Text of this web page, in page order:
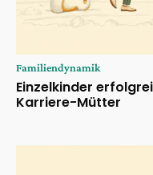
Familiendynamik
Einzelkinder
Karriere-Mütter